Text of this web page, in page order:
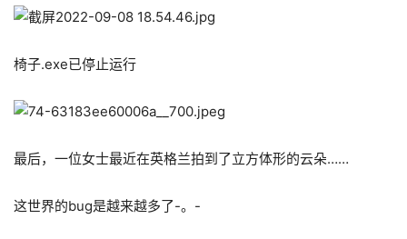
椅子.exe已停止运行
最后，一位女士最近在英格兰拍到了立方体形的云朵……
这世界的bug是越来越多了-。-